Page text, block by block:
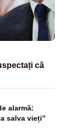
că
alarmă:
salva vieți”